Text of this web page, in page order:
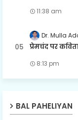
11:38 am
Dr. Mulla
प्रेमचंद पर
8:13 pm
BAL PAHELIYAN